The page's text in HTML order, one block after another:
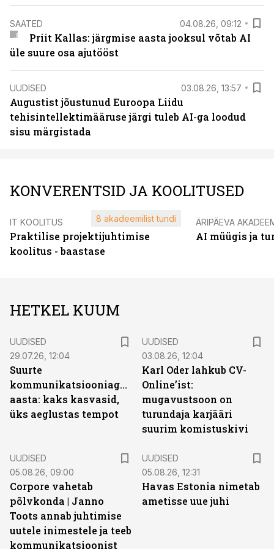
SAATED 04.08.26, 09:12
Priit Kallas: järgmise aasta jooksul võtab AI
üle suure osa ajutööst
UUDISED 03.08.26, 13:57
Augustist jõustunud Euroopa Liidu
tehisintellektimääruse järgi tuleb AI-ga loodud
sisu märgistada
KONVERENTSID JA KOOLITUSED
IT KOOLITUS
Praktilise projektijuhtimise
koolitus - baastase
8 akadeemilist tundi ÄRIPÄEVA
AI müügis ja
HETKEL KUUM
UUDISED
29.07.26, 12:04
Suurte
kommunikatsiooniagentuuride
aasta: kaks kasvasid,
üks aeglustas tempot
UUDISED
03.08.26, 12:04
Karl Oder lahkub CV-
Online’ist:
mugavustsoon on
turundaja karjääri
suurim komistuskivi
UUDISED
05.08.26, 09:00
Corpore vahetab
põlvkonda | Janno
Toots annab juhtimise
uutele inimestele ja teeb
kommunikatsioonist
UUDISED
05.08.26, 12:31
Havas Estonia nimetab
ametisse uue juhi